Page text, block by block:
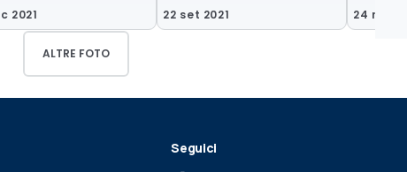
2021 22 set 2021 24 nov
ALTRE FOTO
Seguici